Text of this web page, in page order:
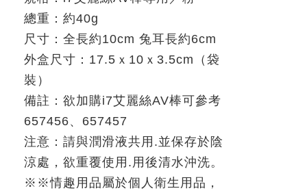
總重：約40g
尺寸：全長約10cm 兔耳長約6cm
外盒尺寸： 17.5 ｘ 10 ｘ 3.5cm （袋
裝）
備註：欲加購i7艾麗絲AV棒可參考
657456、 657457
注意：請與潤滑液共用 .並保存於陰
涼處，欲重覆使用 . 用後清水沖洗。
※ ※情趣用品屬於個人衛生用品，